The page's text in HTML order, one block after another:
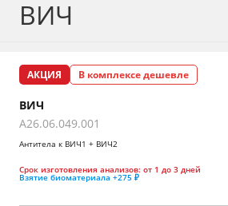
ВИЧ
АКЦИЯ В комплексе дешевле
ВИЧ
A26.06.049.001
Антитела к ВИЧ1 + ВИЧ2
Срок изготовления анализов: от 1 до 3 дней
Взятие биоматериала +275 ₽